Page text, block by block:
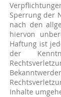
Sperrung der
nach den
hiervon
Haftung ist
der
Inhalte